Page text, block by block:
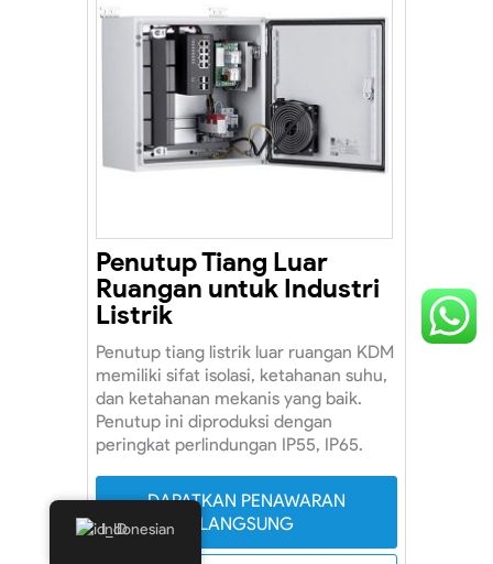
Penutup Tiang Luar
Ruangan untuk Industri
Listrik
Penutup tiang listrik luar ruangan KDM
memiliki sifat isolasi, ketahanan suhu,
dan ketahanan mekanis yang baik.
Penutup ini diproduksi dengan
peringkat perlindungan IP55, IP65.
DAPATKAN PENAWARAN
LANGSUNG
Indonesian